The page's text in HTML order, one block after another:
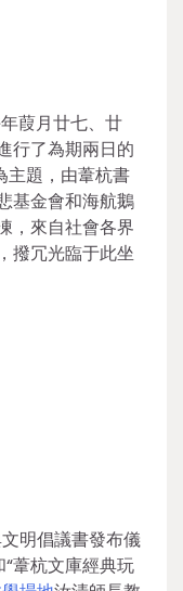
葭月廿七、廿
行了為期兩日的
主題，由葦杭書
基金會和海航鵝
，來自社會各界
撥冗光臨于此坐
明倡議書發布儀
“葦杭文庫經典玩